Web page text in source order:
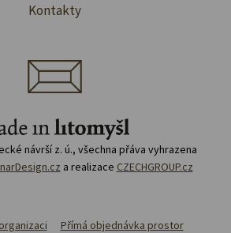
Kontakty
návrší z. ú., všechna přáva vyhrazena
a realizace CZECHGROUP.cz
Přímá objednávka prostor